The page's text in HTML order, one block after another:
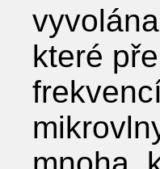
které